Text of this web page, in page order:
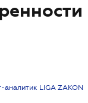
LIGA ZAKON